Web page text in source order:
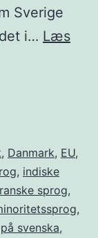
Sverige
i… Læs
, Danmark, EU,
, indiske
sprog,
,
på svenska,